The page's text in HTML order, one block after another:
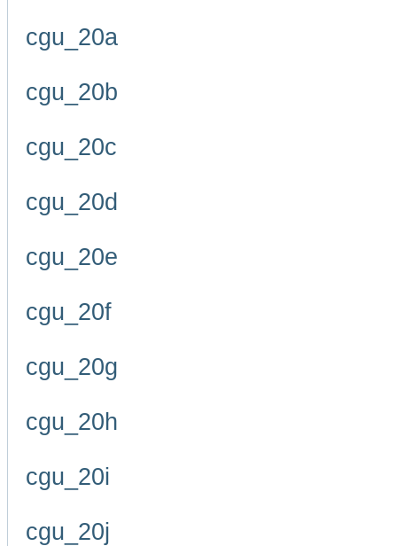
cgu_20a
cgu_20b
cgu_20c
cgu_20d
cgu_20e
cgu_20f
cgu_20g
cgu_20h
cgu_20i
cgu_20j